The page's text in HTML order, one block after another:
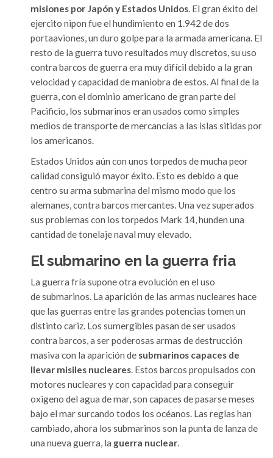
misiones por Japón y Estados Unidos . El gran éxito del
ejercito nipon fue el hundimiento en 1.942 de dos
portaaviones, un duro golpe para la armada americana. El
resto de la guerra tuvo resultados muy discretos, su uso
contra barcos de guerra era muy difícil debido a la gran
velocidad y capacidad de maniobra de estos. Al final de la
guerra, con el dominio americano de gran parte del
Pacificio, los submarinos eran usados como simples
medios de transporte de mercancías a las islas sitidas por
los americanos.
Estados Unidos aún con unos torpedos de mucha peor
calidad consiguió mayor éxito. Esto es debido a que
centro su arma submarina del mismo modo que los
alemanes, contra barcos mercantes. Una vez superados
sus problemas con los torpedos Mark 14, hunden una
cantidad de tonelaje naval muy elevado.
El submarino en la guerra fria
La guerra fría supone otra evolución en el uso
de submarinos. La aparición de las armas nucleares hace
que las guerras entre las grandes potencias tomen un
distinto cariz. Los sumergibles pasan de ser usados
contra barcos, a ser poderosas armas de destrucción
masiva con la aparición de submarinos capaces de
llevar misiles nucleares . Estos barcos propulsados con
motores nucleares y con capacidad para conseguir
oxigeno del agua de mar, son capaces de pasarse meses
bajo el mar surcando todos los océanos. Las reglas han
cambiado, ahora los submarinos son la punta de lanza de
una nueva guerra, la guerra nuclear